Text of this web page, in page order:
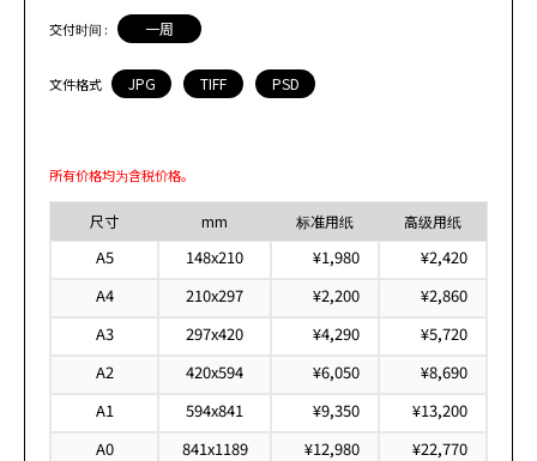
交付时间 : 一周
文件格式 JPG TIFF PSD
所有价格均为含税价格。
尺寸 mm 标准用纸 高级用纸
A5 148x210 ¥1,980
¥2,420
A4
210x297 ¥2,200
¥2,860
A3
297x420 ¥4,290
¥5,720
A2
420x594 ¥6,050
¥8,690
A1
594x841 ¥9,350
¥13,200
A0
841x1189 ¥12,980
¥22,770